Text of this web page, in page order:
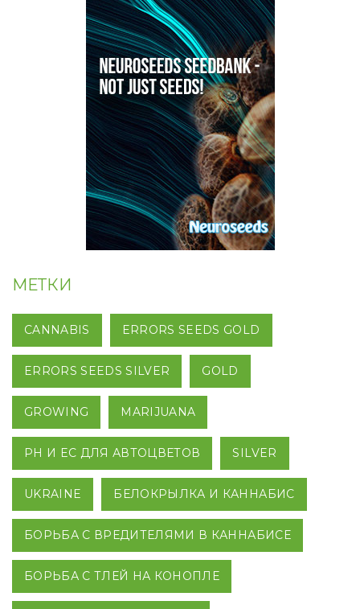
МЕТКИ
CANNABIS ERRORS SEEDS GOLD
ERRORS SEEDS SILVER GOLD
GROWING MARIJUANA
PH И EC ДЛЯ АВТОЦВЕТОВ SILVER
UKRAINE БЕЛОКРЫЛКА И КАННАБИС
БОРЬБА С ВРЕДИТЕЛЯМИ В КАННАБИСЕ
БОРЬБА С ТЛЕЙ НА КОНОПЛЕ